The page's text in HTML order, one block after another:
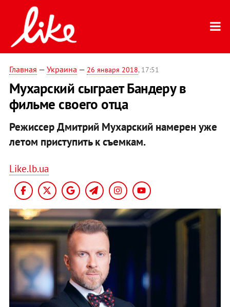
Главная — Украина — 26 января 2018, 17:51
Мухарский сыграет Бандеру в
фильме своего отца
Режиссер Дмитрий Мухарский намерен уже
летом приступить к съемкам.
Like.lb.ua